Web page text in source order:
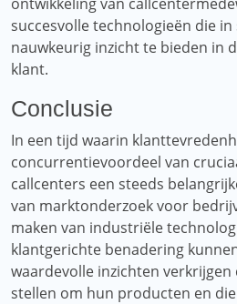
succesvolle technologieën die
nauwkeurig inzicht te bieden in
klant.
Conclusie
In een tijd waarin
concurrentievoordeel van
callcenters een steeds
van marktonderzoek voor
maken van industriële
klantgerichte benadering
waardevolle inzichten
stellen om hun producten en